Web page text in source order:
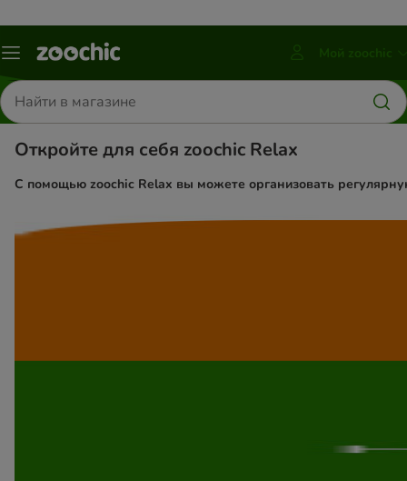
Каталог
меню
Нажмите
ввод,
Мой zoochic
Поиск
товаров
Откройте для себя zoochic Relax
С помощью zoochic Relax вы можете организовать